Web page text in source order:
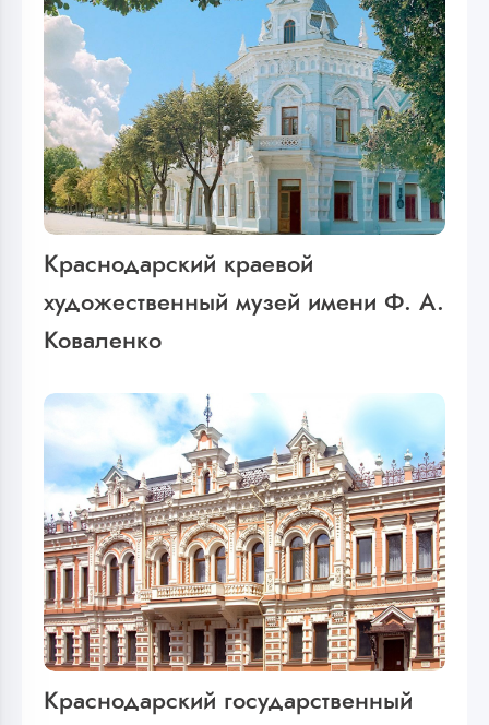
Краснодарский краевой
художественный музей имени Ф. А.
Коваленко
Краснодарский государственный